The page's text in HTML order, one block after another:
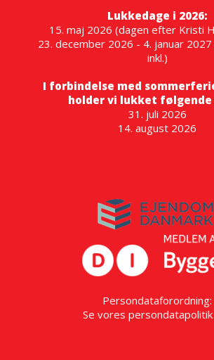
Lukkedage i 2026:
15. maj 2026 (dagen efter Kristi
23. december 2026 - 4. januar
inkl.)
I forbindelse med
holder vi lukket følgende
31. juli 2026
14. august 2026
Persondataforordning:
Se vores persondatapolitik